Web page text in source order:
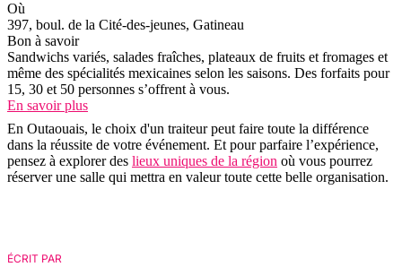
Où
397, boul. de la Cité-des-jeunes, Gatineau
Bon à savoir
Sandwichs variés, salades fraîches, plateaux de fruits et fromages et
même des spécialités mexicaines selon les saisons. Des forfaits pour
15, 30 et 50 personnes s’offrent à vous.
En savoir plus
En Outaouais, le choix d'un traiteur peut faire toute la différence
dans la réussite de votre événement. Et pour parfaire l’expérience,
pensez à explorer des lieux uniques de la région où vous pourrez
réserver une salle qui mettra en valeur toute cette belle organisation.
ÉCRIT PAR